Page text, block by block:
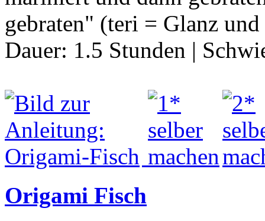
gebraten" (teri = Glanz
Dauer: 1.5 Stunden |
Origami Fisch